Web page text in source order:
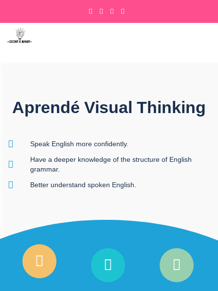
Aprendé Visual Thinking
Speak English more confidently.
Have a deeper knowledge of the structure of English
grammar.
Better understand spoken English.